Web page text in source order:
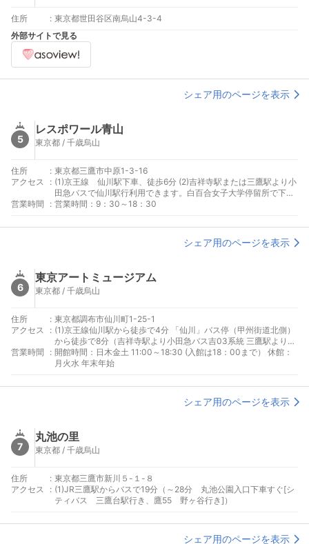
住所 : 東京都世田谷区南烏山4-3-4
外部サイトで見る
シェア用のページを表示
5
レスポワール青山
東京都 / 千歳烏山
住所 : 東京都三鷹市中原1-3-16
アクセス
: (1)京王線 仙川駅下車、徒歩6分 (2)吉祥寺駅または三鷹駅より小
田急バスで仙川駅行利用できます。白百合女子大学停留所で下車
しアトリエまで徒歩3分
営業時間 : 営業時間：9：30～18：30
シェア用のページを表示
6
東京アートミュージアム
東京都 / 千歳烏山
住所 : 東京都調布市仙川町1-25-1
アクセス
: (1)京王線仙川駅から徒歩で4分 「仙川」バス停（甲州街道北側）
から徒歩で8分（吉祥寺駅より小田急バス吉03系統 三鷹駅より小
田急バス鷹54系統）
営業時間 : 開館時間：日木金土 11:00～18:30 (入館は18：00まで） 休館：
月火水 年末年始
シェア用のページを表示
7
丸池の里
東京都 / 千歳烏山
住所 : 東京都三鷹市新川５-１-８
アクセス
: (1)JR三鷹駅からバスで19分（～28分 丸池公園入口下車すぐ[シ
ティバス 三鷹台駅行き、鷹55 野ヶ谷行き]）
シェア用のページを表示